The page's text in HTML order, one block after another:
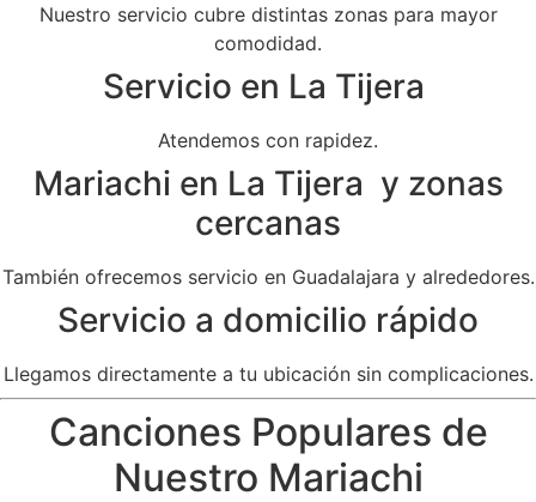
Nuestro servicio cubre distintas zonas para mayor
comodidad.
Servicio en La Tijera
Atendemos con rapidez.
Mariachi en La Tijera y zonas
cercanas
También ofrecemos servicio en Guadalajara y alrededores.
Servicio a domicilio rápido
Llegamos directamente a tu ubicación sin complicaciones.
Canciones Populares de
Nuestro Mariachi